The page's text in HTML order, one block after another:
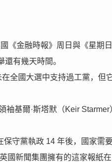
金融時報》周日與《星期
有幾天時間。
全國大選中支持過工黨，
袖基爾·斯塔默（Keir
守黨執政 14 年後，國家需要
國新聞集團擁有的這家報紙